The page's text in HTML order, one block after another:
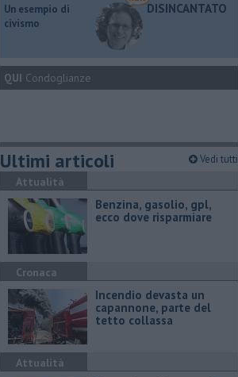
​Un esempio di
civismo
DISINCANTATO
QUI Condoglianze
Ultimi articoli Vedi tutti
Attualità
​Benzina, gasolio, gpl,
ecco dove risparmiare
Cronaca
Incendio devasta un
capannone, parte del
tetto collassa
Attualità